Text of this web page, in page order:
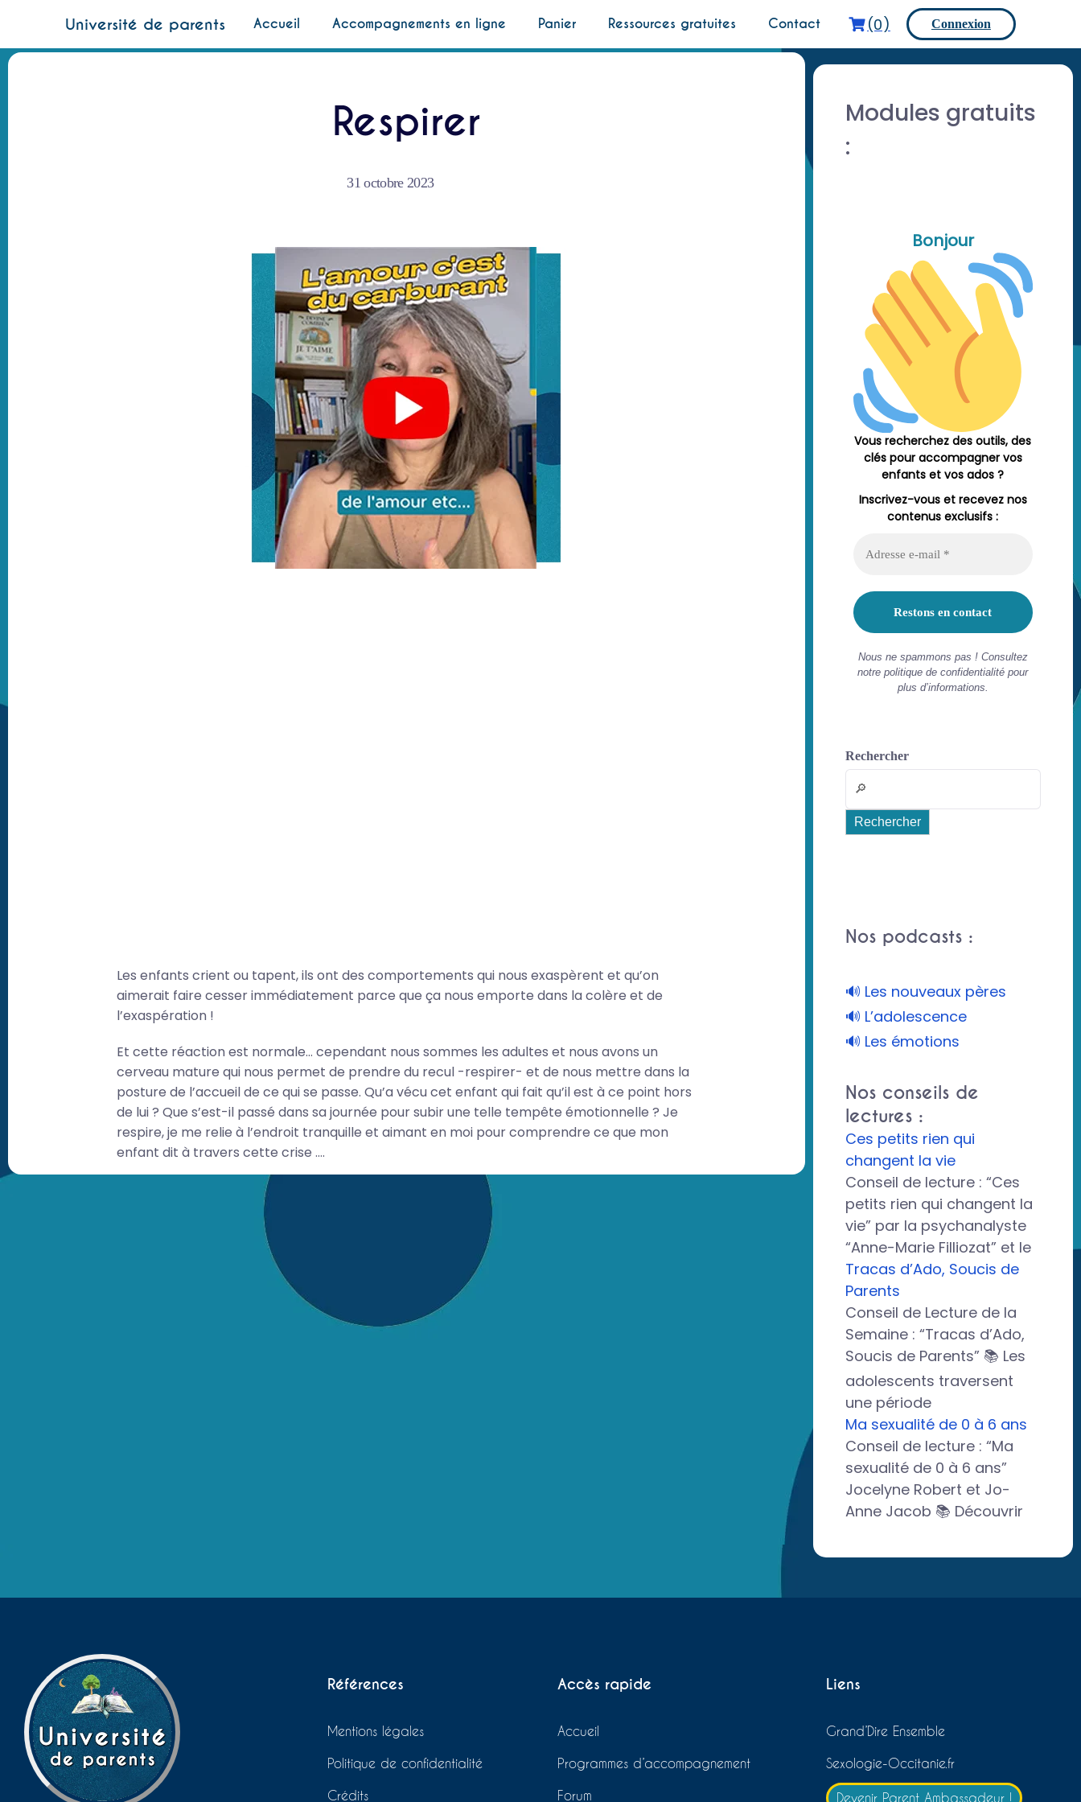
content
Université de parents Accueil Accompagnements en ligne Panier Ressources gratuites Contact (0) Connexion
Respirer
31 octobre 2023
Les enfants crient ou tapent, ils ont des comportements qui nous exaspèrent et qu’on
aimerait faire cesser immédiatement parce que ça nous emporte dans la colère et de
l’exaspération !
Et cette réaction est normale… cependant nous sommes les adultes et nous avons un
cerveau mature qui nous permet de prendre du recul -respirer- et de nous mettre dans la
posture de l’accueil de ce qui se passe. Qu’a vécu cet enfant qui fait qu’il est à ce point hors
de lui ? Que s’est-il passé dans sa journée pour subir une telle tempête émotionnelle ? Je
respire, je me relie à l’endroit tranquille et aimant en moi pour comprendre ce que mon
enfant dit à travers cette crise ….
Modules gratuits
:
Bonjour
Vous recherchez des outils, des
clés pour accompagner vos
enfants et vos ados ?
Inscrivez-vous et recevez nos
contenus exclusifs :
Nous ne spammons pas ! Consultez
notre politique de confidentialité pour
plus d’informations.
Rechercher
Rechercher
Nos podcasts :
🔊 Les nouveaux pères
🔊 L’adolescence
🔊 Les émotions
Nos conseils de
lectures :
Ces petits rien qui
changent la vie
Conseil de lecture : “Ces
petits rien qui changent la
vie” par la psychanalyste
“Anne-Marie Filliozat” et le
Tracas d’Ado, Soucis de
Parents
Conseil de Lecture de la
Semaine : “Tracas d’Ado,
Soucis de Parents” 📚 Les
adolescents traversent
une période
Ma sexualité de 0 à 6 ans
Conseil de lecture : “Ma
sexualité de 0 à 6 ans”
Jocelyne Robert et Jo-
Anne Jacob 📚 Découvrir
Références
Mentions légales
Politique de confidentialité
Crédits
Accès rapide
Accueil
Programmes d’accompagnement
Forum
Liens
Grand’Dire Ensemble
Sexologie-Occitanie.fr
Devenir Parent Ambassadeur !